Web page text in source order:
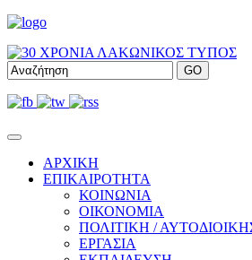
ΑΡΧΙΚΗ
ΕΠΙΚΑΙΡΟΤΗΤΑ
ΚΟΙΝΩΝΙΑ
ΟΙΚΟΝΟΜΙΑ
ΠΟΛΙΤΙΚΗ /
ΕΡΓΑΣΙΑ